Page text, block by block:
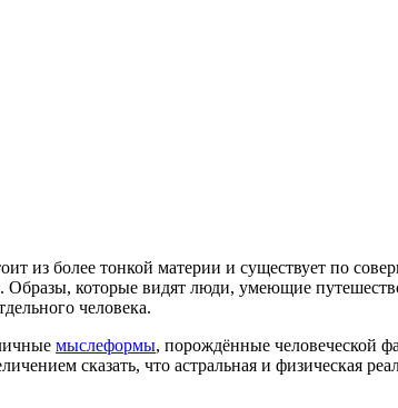
из более тонкой материи и существует по
которые видят люди, умеющие
человека.
мыслеформы, порождённые человеческой
сказать, что астральная и физическая